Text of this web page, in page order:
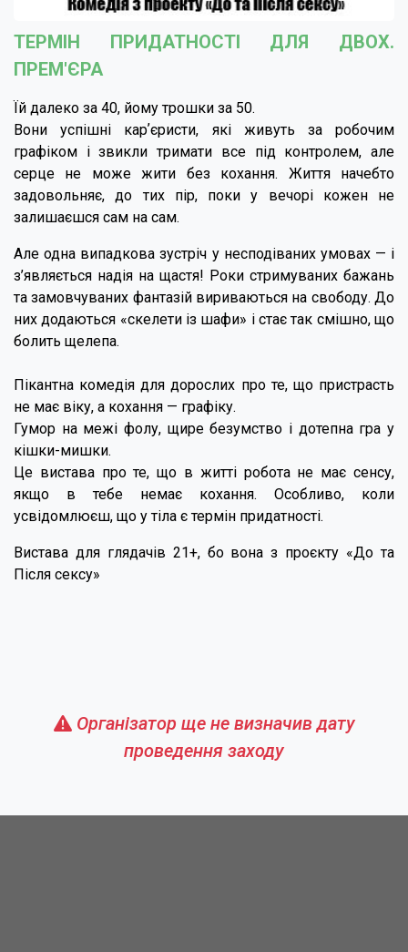
ТЕРМІН ПРИДАТНОСТІ ДЛЯ ДВОХ.
ПРЕМ'ЄРА
Їй далеко за 40, йому трошки за 50.
Вони успішні карʼєристи, які живуть за робочим
графіком і звикли тримати все під контролем, але
серце не може жити без кохання. Життя начебто
задовольняє, до тих пір, поки у вечорі кожен не
залишаєшся сам на сам.
Але одна випадкова зустріч у несподіваних умовах — і
з’являється надія на щастя! Роки стримуваних бажань
та замовчуваних фантазій вириваються на свободу. До
них додаються «скелети із шафи» і стає так смішно, що
болить щелепа.
Пікантна комедія для дорослих про те, що пристрасть
не має віку, а кохання — графіку.
Гумор на межі фолу, щире безумство і дотепна гра у
кішки-мишки.
Це вистава про те, що в житті робота не має сенсу,
якщо в тебе немає кохання. Особливо, коли
усвідомлюєш, що у тіла є термін придатності.
Вистава для глядачів 21+, бо вона з проєкту «До та
Після сексу»
Організатор ще не визначив дату
проведення заходу